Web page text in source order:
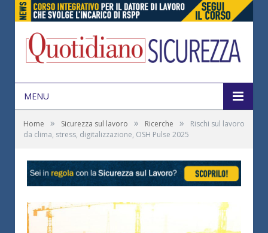
MENU
Home » Sicurezza sul lavoro » Ricerche »
Rischi sul lavoro
da clima, stress, digitalizzazione, OSH Pulse 2025